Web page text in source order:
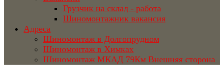
Грузчик на склад - работа
Шиномонтажник вакансия
Адреса
Шиномонтаж в Долгопрудном
Шиномонтаж в Химках
Шиномонтаж МКАД 79Км Внешняя сторона